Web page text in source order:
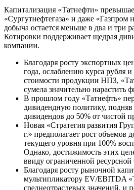
Капитализация «Татнефти»
«Сургутнефтегаза» и даже «Газпром
добыча остается меньше в два и три
Котировки поддерживает щедрая
компании.
Благодаря росту экспортных
года, ослаблению курса рубля
стоимости продукции НПЗ,
сумела значительно нарастить
В прошлом году «Татнефть»
дивидендную политику,
дивидендов до 50% от чистой
Новая «Стратегия развития
г.» предполагает рост объемов
текущего уровня при 100%
Однако, достижимость этих
ввиду ограниченной ресурсной
Благодаря росту рыночной
мультипликатору EV/EBITDA
среднеотраслевых значений, и